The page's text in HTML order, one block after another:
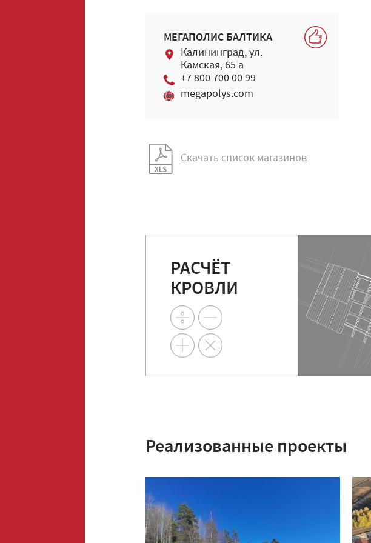
МЕГАПОЛИС БАЛТИКА
Калининград, ул.
Камская, 65 а
+7 800 700 00 99
megapolys.com
Скачать список магазинов
РАСЧЁТ
КРОВЛИ
Реализованные проекты